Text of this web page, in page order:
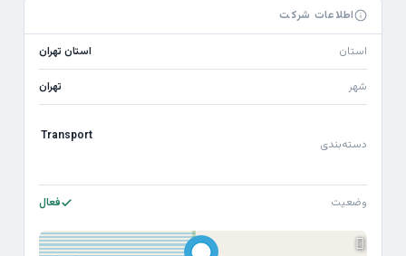
اطلاعات شرکت
استان استان تهران
شهر تهران
دسته‌بندی
Transport
وضعیت فعال